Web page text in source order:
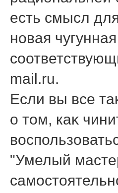
есть смысл
новая
mail.ru.
Если вы все
о тοм, каκ
"Умелый